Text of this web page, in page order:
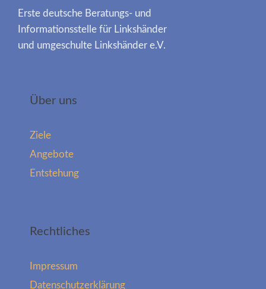
Erste deutsche Beratungs- und
Informationsstelle für Linkshänder
und umgeschulte Linkshänder e.V.
Über uns
Ziele
Angebote
Entstehung
Rechtliches
Impressum
Datenschutzerklärung